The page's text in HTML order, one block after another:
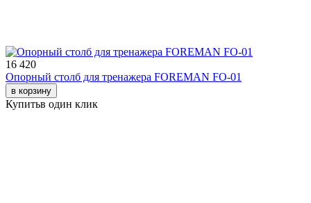
16 420
Опорный столб для тренажера FOREMAN FO-01
в корзину
Купитьв один клик